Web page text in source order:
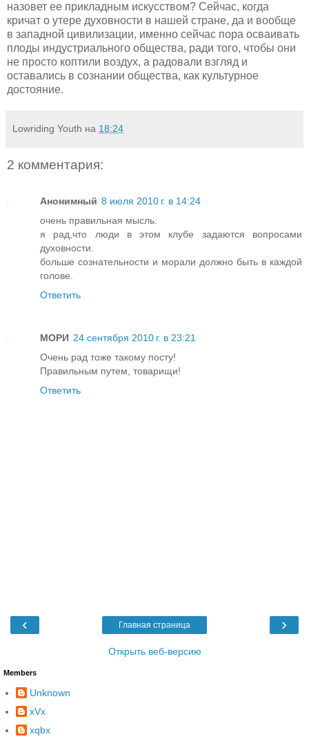
назовет ее прикладным искусством? Сейчас, когда
кричат о утере духовности в нашей стране, да и вообще
в западной цивилизации, именно сейчас пора осваивать
плоды индустриального общества, ради того, чтобы они
не просто коптили воздух, а радовали взгляд и
оставались в сознании общества, как культурное
достояние.
Lowriding Youth на 18:24
2 комментария:
Анонимный 8 июля 2010 г. в 14:24
очень правильная мысль.
я рад,что люди в этом клубе задаются вопросами
духовности.
больше сознательности и морали должно быть в каждой
голове.
Ответить
МОРИ 24 сентября 2010 г. в 23:21
Очень рад тоже такому посту!
Правильным путем, товарищи!
Ответить
‹ ›
Главная страница
Открыть веб-версию
Members
Unknown
xVx
xqbx